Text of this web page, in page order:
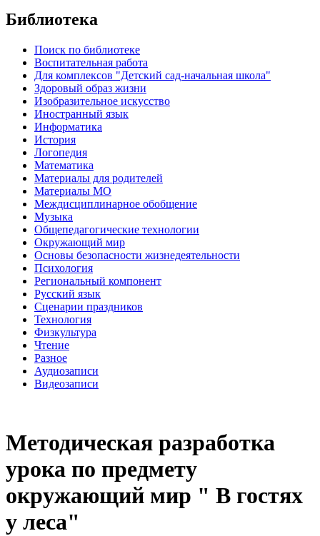
Библиотека
Поиск по библиотеке
Воспитательная работа
Для комплексов "Детский сад-начальная школа"
Здоровый образ жизни
Изобразительное искусство
Иностранный язык
Информатика
История
Логопедия
Математика
Материалы для родителей
Материалы МО
Междисциплинарное обобщение
Музыка
Общепедагогические технологии
Окружающий мир
Основы безопасности жизнедеятельности
Психология
Региональный компонент
Русский язык
Сценарии праздников
Технология
Физкультура
Чтение
Разное
Аудиозаписи
Видеозаписи
Методическая разработка
урока по предмету
окружающий мир " В гостях
у леса"